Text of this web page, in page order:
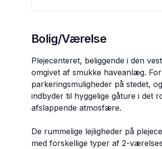
Bolig/Værelse
Plejecenteret, beliggende i den
omgivet af smukke haveanlæg.
parkeringsmuligheder på stedet,
indbyder til hyggelige gåture i det
afslappende atmosfære.
De rummelige lejligheder på
med forskellige typer af 2-